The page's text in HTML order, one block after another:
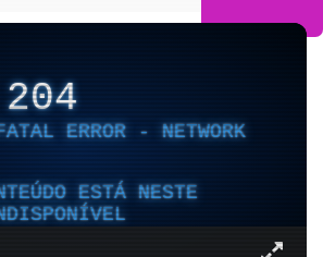
204
ERROR - NETWORK
ESTÁ NESTE